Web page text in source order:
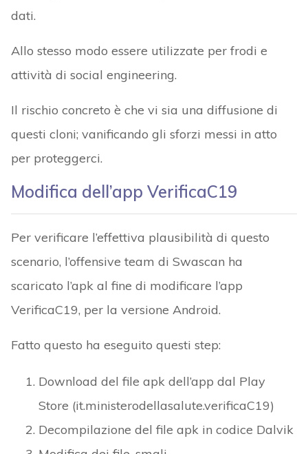
dati.
Allo stesso modo essere utilizzate per frodi e
attività di social engineering.
Il rischio concreto è che vi sia una diffusione di
questi cloni; vanificando gli sforzi messi in atto
per proteggerci.
Modifica dell’app VerificaC19
Per verificare l’effettiva plausibilità di questo
scenario, l’offensive team di Swascan ha
scaricato l’apk al fine di modificare l’app
VerificaC19, per la versione Android.
Fatto questo ha eseguito questi step:
Download del file apk dell’app dal Play
Store (it.ministerodellasalute.verificaC19)
Decompilazione del file apk in codice Dalvik